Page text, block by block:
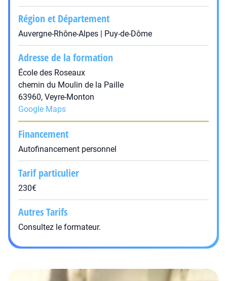
Région et Département
Auvergne-Rhône-Alpes | Puy-de-Dôme
Adresse de la formation
École des Roseaux
chemin du Moulin de la Paille
63960, Veyre-Monton
Google Maps
Financement
Autofinancement personnel
Tarif particulier
230€
Autres Tarifs
Consultez le formateur.